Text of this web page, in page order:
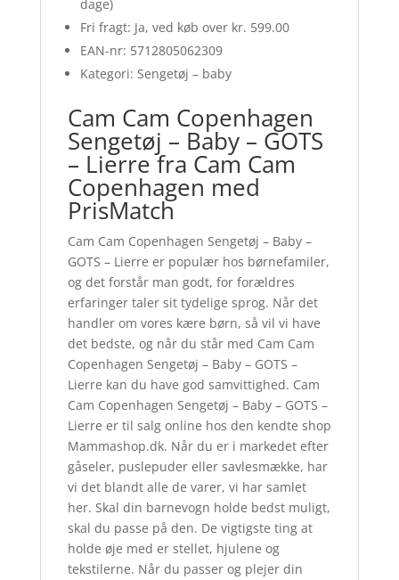
dage)
Fri fragt: Ja, ved køb over kr. 599.00
EAN-nr: 5712805062309
Kategori: Sengetøj – baby
Cam Cam Copenhagen
Sengetøj – Baby – GOTS
– Lierre fra Cam Cam
Copenhagen med
PrisMatch
Cam Cam Copenhagen Sengetøj – Baby –
GOTS – Lierre er populær hos børnefamiler,
og det forstår man godt, for forældres
erfaringer taler sit tydelige sprog. Når det
handler om vores kære børn, så vil vi have
det bedste, og når du står med Cam Cam
Copenhagen Sengetøj – Baby – GOTS –
Lierre kan du have god samvittighed. Cam
Cam Copenhagen Sengetøj – Baby – GOTS –
Lierre er til salg online hos den kendte shop
Mammashop.dk. Når du er i markedet efter
gåseler, puslepuder eller savlesmække, har
vi det blandt alle de varer, vi har samlet
her. Skal din barnevogn holde bedst muligt,
skal du passe på den. De vigtigste ting at
holde øje med er stellet, hjulene og
tekstilerne. Når du passer og plejer din